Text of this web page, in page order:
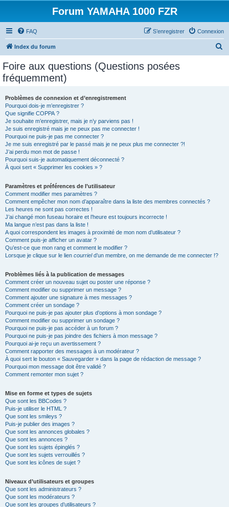
Forum YAMAHA 1000 FZR
FAQ Connexion
S’enregistrer
Index du forum
Foire aux questions (Questions posées
fréquemment)
Problèmes de connexion et d’enregistrement
Pourquoi dois-je m’enregistrer ?
Que signifie COPPA ?
Je souhaite m’enregistrer, mais je n’y parviens pas !
Je suis enregistré mais je ne peux pas me connecter !
Pourquoi ne puis-je pas me connecter ?
Je me suis enregistré par le passé mais je ne peux plus me connecter ?!
J’ai perdu mon mot de passe !
Pourquoi suis-je automatiquement déconnecté ?
À quoi sert « Supprimer les cookies » ?
Paramètres et préférences de l’utilisateur
Comment modifier mes paramètres ?
Comment empêcher mon nom d’apparaître dans la liste des membres connectés ?
Les heures ne sont pas correctes !
J’ai changé mon fuseau horaire et l’heure est toujours incorrecte !
Ma langue n’est pas dans la liste !
A quoi correspondent les images à proximité de mon nom d’utilisateur ?
Comment puis-je afficher un avatar ?
Qu’est-ce que mon rang et comment le modifier ?
Lorsque je clique sur le lien courrield’un membre, on me demande de me connecter !?
Problèmes liés à la publication de messages
Comment créer un nouveau sujet ou poster une réponse ?
Comment modifier ou supprimer un message ?
Comment ajouter une signature à mes messages ?
Comment créer un sondage ?
Pourquoi ne puis-je pas ajouter plus d’options à mon sondage ?
Comment modifier ou supprimer un sondage ?
Pourquoi ne puis-je pas accéder à un forum ?
Pourquoi ne puis-je pas joindre des fichiers à mon message ?
Pourquoi ai-je reçu un avertissement ?
Comment rapporter des messages à un modérateur ?
À quoi sert le bouton « Sauvegarder » dans la page de rédaction de message ?
Pourquoi mon message doit être validé ?
Comment remonter mon sujet ?
Mise en forme et types de sujets
Que sont les BBCodes ?
Puis-je utiliser le HTML ?
Que sont les smileys ?
Puis-je publier des images ?
Que sont les annonces globales ?
Que sont les annonces ?
Que sont les sujets épinglés ?
Que sont les sujets verrouillés ?
Que sont les icônes de sujet ?
Niveaux d’utilisateurs et groupes
Que sont les administrateurs ?
Que sont les modérateurs ?
Que sont les groupes d’utilisateurs ?